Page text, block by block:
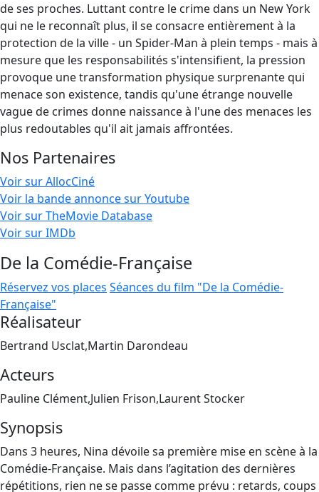
de ses proches. Luttant contre le crime dans un New York
qui ne le reconnaît plus, il se consacre entièrement à la
protection de la ville - un Spider-Man à plein temps - mais à
mesure que les responsabilités s'intensifient, la pression
provoque une transformation physique surprenante qui
menace son existence, tandis qu'une étrange nouvelle
vague de crimes donne naissance à l'une des menaces les
plus redoutables qu'il ait jamais affrontées.
Nos Partenaires
Voir sur AllocCiné
Voir la bande annonce sur Youtube
Voir sur TheMovie Database
Voir sur IMDb
De la Comédie-Française
Réservez vos places Séances du film "De la Comédie-
Française"
Réalisateur
Bertrand Usclat,Martin Darondeau
Acteurs
Pauline Clément,Julien Frison,Laurent Stocker
Synopsis
Dans 3 heures, Nina dévoile sa première mise en scène à la
Comédie-Française. Mais dans l’agitation des dernières
répétitions, rien ne se passe comme prévu : retards, coups